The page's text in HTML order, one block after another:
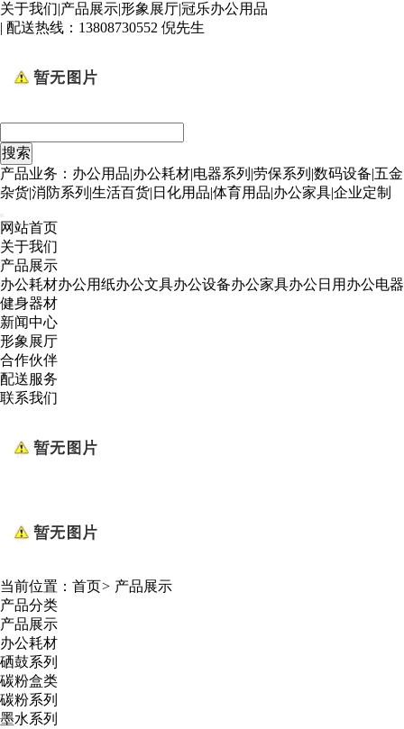
关于我们|产品展示|形象展厅|冠乐办公用品
| 配送热线： 13808730552 倪先生
产品业务：办公用品|办公耗材|电器系列|劳保系列|数码设备|五金
杂货|消防系列|生活百货|日化用品|体育用品|办公家具|企业定制
网站首页
关于我们
产品展示
办公耗材办公用纸办公文具办公设备办公家具办公日用 办公电器
健身器材
新闻中心
形象展厅
合作伙伴
配送服务
联系我们
当前位置： 首页> 产品展示
产品分类
产品展示
办公耗材
硒鼓系列
碳粉盒类
碳粉系列
墨水系列